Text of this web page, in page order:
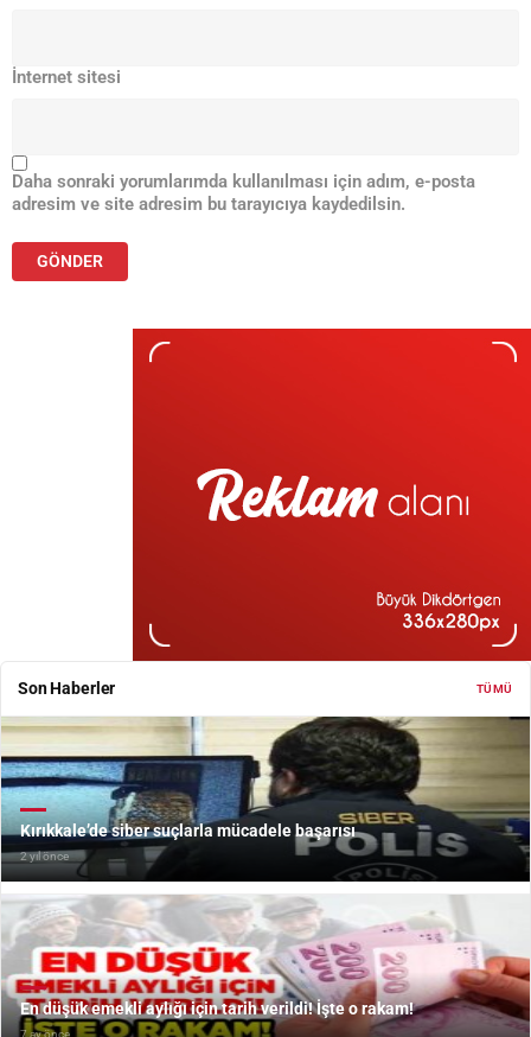
İnternet sitesi
Daha sonraki yorumlarımda kullanılması için adım, e-posta
adresim ve site adresim bu tarayıcıya kaydedilsin.
Son Haberler TÜMÜ
Kırıkkale’de siber suçlarla mücadele başarısı
2 yıl önce
En düşük emekli aylığı için tarih verildi! İşte o rakam!